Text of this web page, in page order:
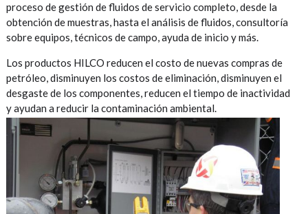
proceso de gestión de fluidos de servicio completo, desde la
obtención de muestras, hasta el análisis de fluidos, consultoría
sobre equipos, técnicos de campo, ayuda de inicio y más.
Los productos HILCO reducen el costo de nuevas compras de
petróleo, disminuyen los costos de eliminación, disminuyen el
desgaste de los componentes, reducen el tiempo de inactividad
y ayudan a reducir la contaminación ambiental.